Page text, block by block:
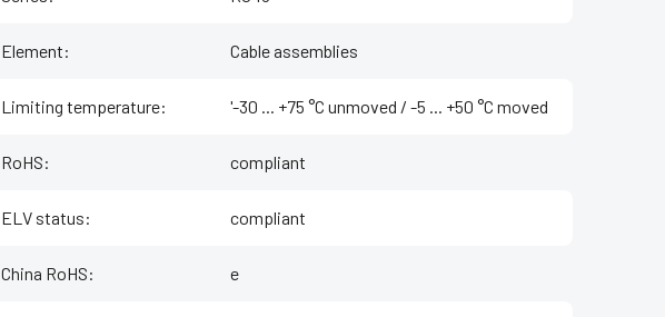
Element: Cable assemblies
Limiting temperature: '-30 ... +75 °C unmoved / -5 ... +50 °C moved
RoHS: compliant
ELV status: compliant
China RoHS: e